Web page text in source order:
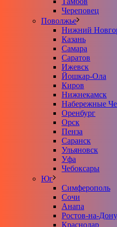
Череповец
Поволжье
Нижний
Казань
Самара
Саратов
Ижевск
Йошкар-Ола
Киров
Нижнекамск
Набережные
Оренбург
Орск
Пенза
Саранск
Ульяновск
Уфа
Чебоксары
Юг
Симферополь
Сочи
Анапа
Ростов-на-Дону
Краснодар